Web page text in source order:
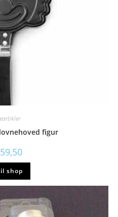
figur
59,50
shop